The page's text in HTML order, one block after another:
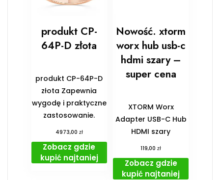
produkt CP-
64P-D złota
produkt CP-64P-D
złota Zapewnia
wygodę i praktyczne
zastosowanie.
4973,00 zł
Zobacz gdzie
kupić najtaniej
Nowość. xtorm
worx hub usb-c
hdmi szary –
super cena
XTORM Worx
Adapter USB-C Hub
HDMI szary
119,00zł
Zobacz gdzie
kupić najtaniej